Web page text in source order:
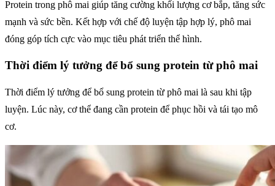
Protein trong phô mai giúp tăng cường khối lượng cơ bắp, tăng sức
mạnh và sức bền. Kết hợp với chế độ luyện tập hợp lý, phô mai
đóng góp tích cực vào mục tiêu phát triển thể hình.
Thời điểm lý tưởng để bổ sung protein từ phô mai
Thời điểm lý tưởng để bổ sung protein từ phô mai là sau khi tập
luyện. Lúc này, cơ thể đang cần protein để phục hồi và tái tạo mô
cơ.